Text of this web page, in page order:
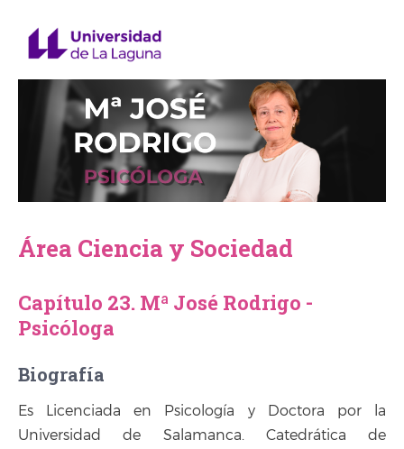
Área Ciencia y Sociedad
Capítulo 23. Mª José Rodrigo -
Psicóloga
Biografía
Es Licenciada en Psicología y Doctora por la
Universidad de Salamanca. Catedrática de